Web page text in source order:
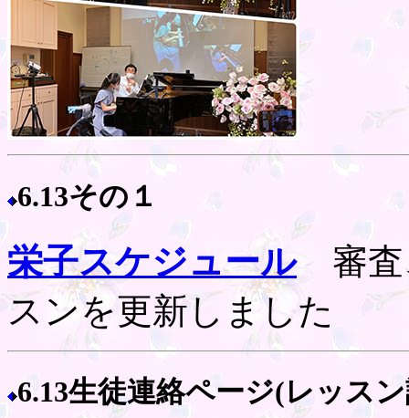
6.13その１
栄子スケジュール審査
スンを更新しました
6.13生徒連絡ページ(レッス